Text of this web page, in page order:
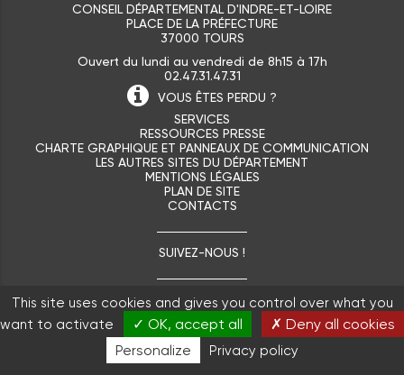
CONSEIL DÉPARTEMENTAL D'INDRE-ET-LOIRE
PLACE DE LA PRÉFECTURE
37000 TOURS
Ouvert du lundi au vendredi de 8h15 à 17h
02.47.31.47.31
VOUS ÊTES PERDU ?
SERVICES
RESSOURCES PRESSE
CHARTE GRAPHIQUE ET PANNEAUX DE COMMUNICATION
LES AUTRES SITES DU DÉPARTEMENT
MENTIONS LÉGALES
PLAN DE SITE
CONTACTS
SUIVEZ-NOUS !
This site uses cookies and gives you control over what you
want to activate
✓ OK, accept all
✗ Deny all cookies
Personalize
Privacy policy